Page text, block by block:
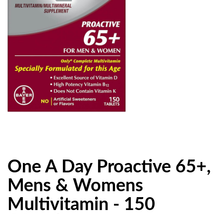
One A Day Proactive 65+,
Mens & Womens
Multivitamin - 150